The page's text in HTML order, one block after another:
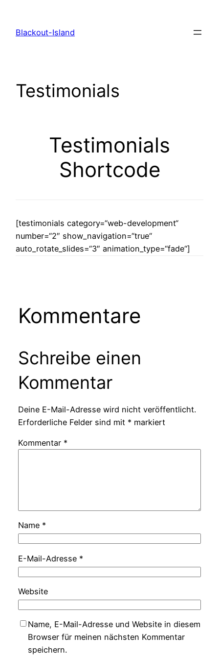
springen
Blackout-Island
Testimonials
Testimonials
Shortcode
[testimonials category=“web-development“
number=“2″ show_navigation=“true“
auto_rotate_slides=“3″ animation_type=“fade“]
Kommentare
Schreibe einen
Kommentar
Deine E-Mail-Adresse wird nicht veröffentlicht.
Erforderliche Felder sind mit * markiert
Kommentar *
Name *
E-Mail-Adresse *
Website
Name, E-Mail-Adresse und Website in diesem
Browser für meinen nächsten Kommentar
speichern.